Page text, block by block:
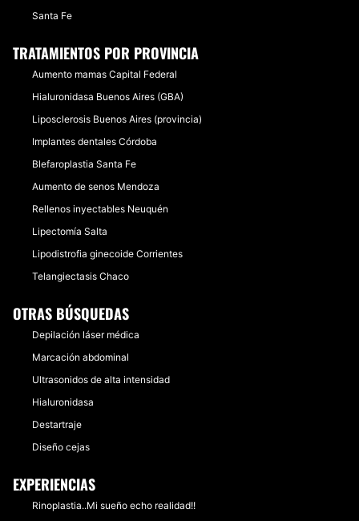
Santa Fe
TRATAMIENTOS POR PROVINCIA
Aumento mamas Capital Federal
Hialuronidasa Buenos Aires (GBA)
Liposclerosis Buenos Aires (provincia)
Implantes dentales Córdoba
Blefaroplastia Santa Fe
Aumento de senos Mendoza
Rellenos inyectables Neuquén
Lipectomía Salta
Lipodistrofia ginecoide Corrientes
Telangiectasis Chaco
OTRAS BÚSQUEDAS
Depilación láser médica
Marcación abdominal
Ultrasonidos de alta intensidad
Hialuronidasa
Destartraje
Diseño cejas
EXPERIENCIAS
Rinoplastia..Mi sueño echo realidad!!